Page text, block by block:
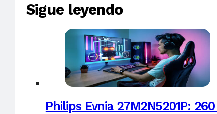
Sigue leyendo
Philips Evnia 27M2N5201P: